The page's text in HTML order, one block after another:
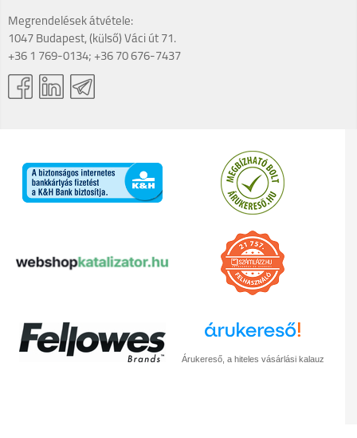
Megrendelések átvétele:
1047 Budapest, (külső) Váci út 71.
+36 1 769-0134; +36 70 676-7437
Árukereső, a hiteles vásárlási kalauz